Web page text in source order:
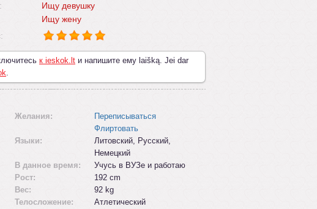
Ищу девушку
Ищу жену
к ieskok.lt и напишите ему laišką. Jei dar
.
Желания:
Переписываться
Флиртовать
Языки:
Литовский, Русский,
Немецкий
В данное время:
Учусь в ВУЗе и работаю
Рост:
192 cm
Вес:
92 kg
Телосложение:
Aтлетический